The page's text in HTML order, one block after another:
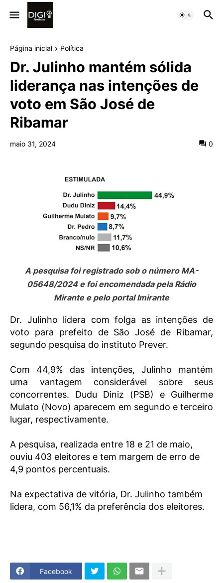
Página inicial Política
Dr. Julinho mantém sólida
liderança nas intenções de
voto em São José de
Ribamar
maio 31, 2024 0
A pesquisa foi registrado sob o número MA-
05648/2024 e foi encomendada pela Rádio
Mirante e pelo portalImirante
Dr. Julinho lidera com folga as intenções de
voto para prefeito de São José de Ribamar,
segundo pesquisa do instituto Prever.
Com 44,9% das intenções, Julinho mantém
uma vantagem considerável sobre seus
concorrentes. Dudu Diniz (PSB) e Guilherme
Mulato (Novo) aparecem em segundo e terceiro
lugar, respectivamente.
A pesquisa, realizada entre 18 e 21 de maio,
ouviu 403 eleitores e tem margem de erro de
4,9 pontos percentuais.
Na expectativa de vitória, Dr. Julinho também
lidera, com 56,1% da preferência dos eleitores.
Facebook